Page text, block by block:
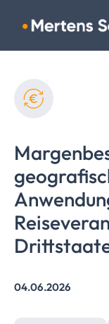
Navigation
04.06.2026